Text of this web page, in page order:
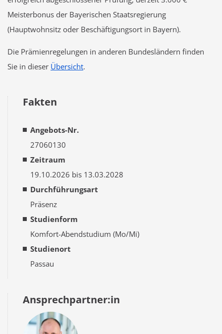
Meisterbonus der Bayerischen Staatsregierung
(Hauptwohnsitz oder Beschäftigungsort in Bayern).
Die Prämienregelungen in anderen Bundesländern finden
Sie in dieser Übersicht.
Fakten
Angebots-Nr.
27060130
Zeitraum
19.10.2026 bis 13.03.2028
Durchführungsart
Präsenz
Studienform
Komfort-Abendstudium (Mo/Mi)
Studienort
Passau
Ansprechpartner:in